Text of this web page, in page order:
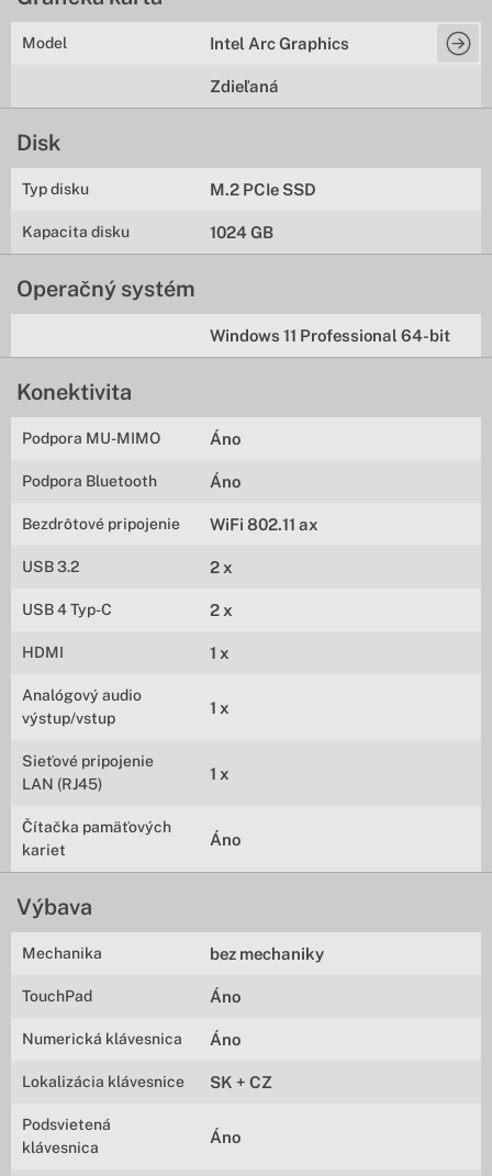
Model Intel Arc Graphics
Zdieľaná
Disk
Typ disku M.2 PCIe SSD
Kapacita disku 1024 GB
Operačný systém
Windows 11 Professional 64-bit
Konektivita
Podpora MU-MIMO Áno
Podpora Bluetooth Áno
Bezdrôtové pripojenie WiFi 802.11 ax
USB 3.2 2 x
USB 4 Typ-C 2 x
HDMI 1 x
Analógový audio
výstup/vstup
1 x
Sieťové pripojenie
LAN (RJ45)
1 x
Čítačka pamäťových
kariet
Áno
Výbava
Mechanika bez mechaniky
TouchPad Áno
Numerická klávesnica Áno
Lokalizácia klávesnice SK + CZ
Podsvietená
klávesnica
Áno